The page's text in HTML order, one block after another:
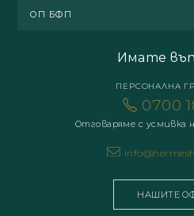
ОП БФП
Имате
ПЕРСОНАЛНА
0700
Отговаряме с усмивка
НАШИТЕ